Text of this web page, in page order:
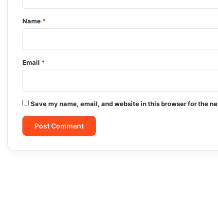
*
Name *
Email *
Save my name, email, and website in this browser for the